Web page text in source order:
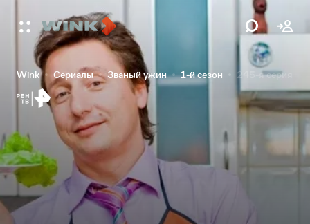
Wink Сериалы Званый ужин 1-й сезон 245-я серия